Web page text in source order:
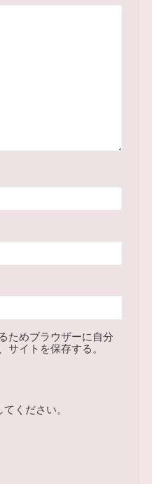
ためブラウザーに自分
サイトを保存する。
ください。